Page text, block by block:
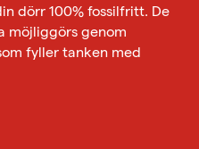
dörr 100% fossilfritt. De
möjliggörs genom
fyller tanken med